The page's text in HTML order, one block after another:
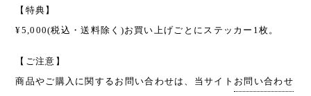
【特典】
¥5,000(税込・送料除く)お買い上げごとにステッカー1枚。
【ご注意】
商品やご購入に関するお問い合わせは、当サイト お問い合わせ